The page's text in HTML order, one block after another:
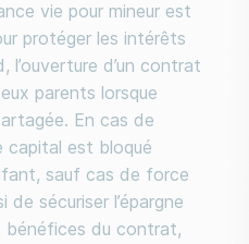
vie pour mineur est
protéger les intérêts
l’ouverture d’un contrat
parents lorsque
En cas de
capital est bloqué
sauf cas de force
sécuriser l’épargne
bénéfices du contrat,